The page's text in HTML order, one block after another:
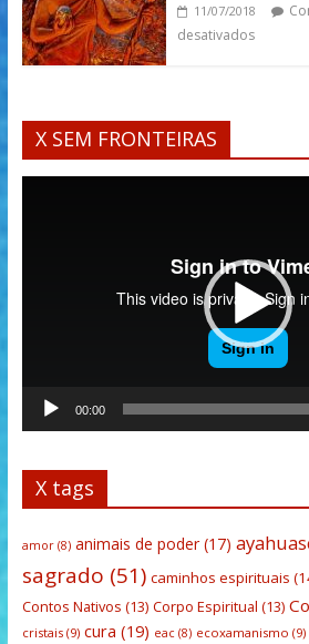
11/07/2018
desativados
X SEM FRONTEIRAS
00:00
X tags
amor(8) animais de poder(17)
sagrado (51) caminhos espirituais
Contos Nativos (13) Corpo Espiritual (13)
cristais(9) cura (19) eac(8) ecoxamanismo (9)